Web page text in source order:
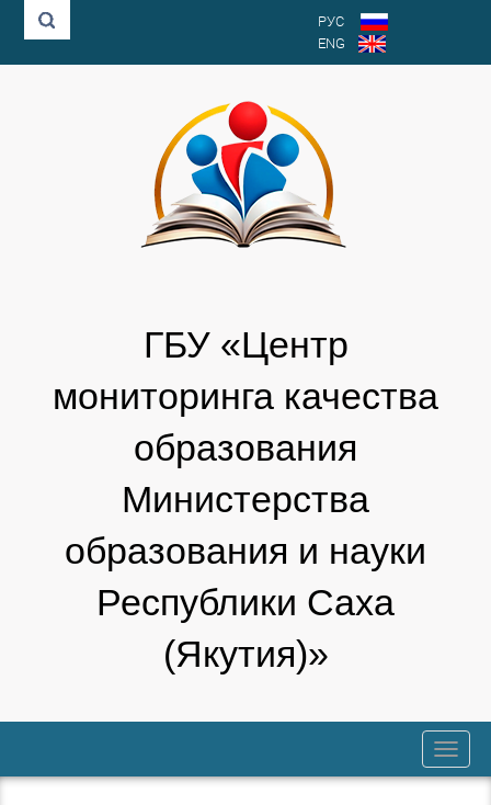
РУС
ENG
ГБУ «Центр
мониторинга качества
образования
Министерства
образования и науки
Республики Саха
(Якутия)»
trk